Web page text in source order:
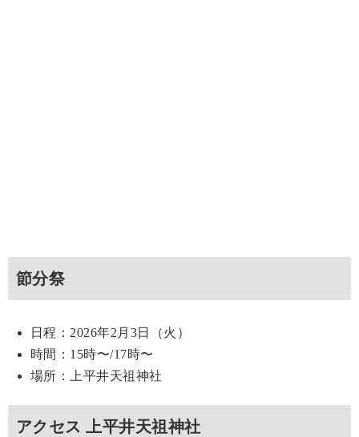
節分祭
日程：2026年2月3日（火）
時間：15時〜/17時〜
場所：上平井天祖神社
アクセス 上平井天祖神社